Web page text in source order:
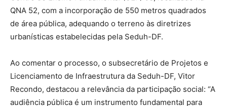
QNA 52, com a incorporação de 550 metros quadrados
de área pública, adequando o terreno às diretrizes
urbanísticas estabelecidas pela Seduh-DF.
Ao comentar o processo, o subsecretário de Projetos e
Licenciamento de Infraestrutura da Seduh-DF, Vitor
Recondo, destacou a relevância da participação social: “A
audiência pública é um instrumento fundamental para